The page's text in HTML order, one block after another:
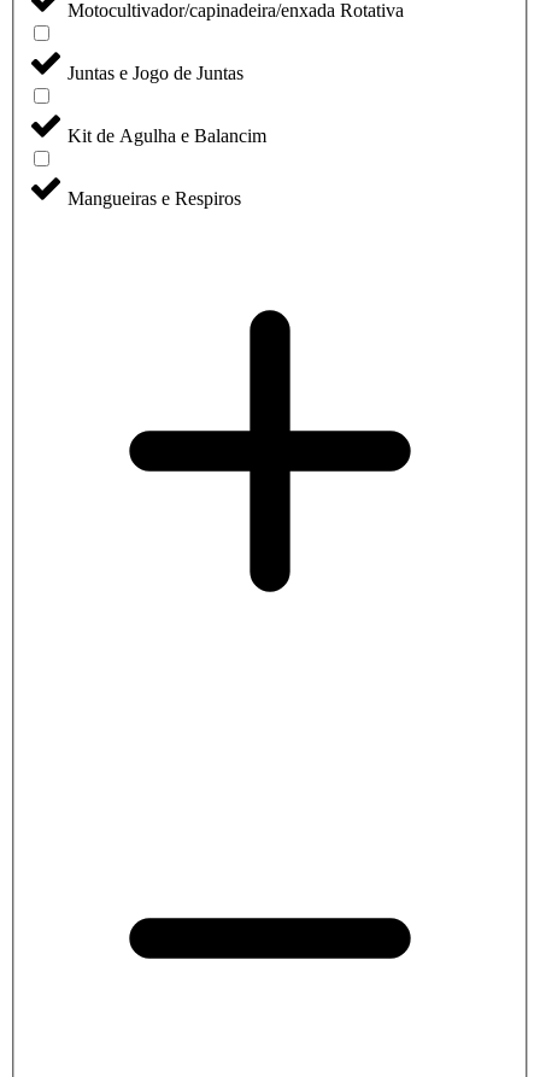
Motocultivador/capinadeira/enxada Rotativa
Juntas e Jogo de Juntas
Kit de Agulha e Balancim
Mangueiras e Respiros